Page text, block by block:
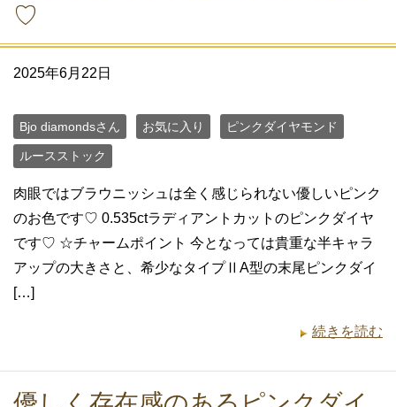
♡
2025年6月22日
Bjo diamondsさん お気に入り ピンクダイヤモンド
ルースストック
肉眼ではブラウニッシュは全く感じられない優しいピンク
のお色です♡ 0.535ctラディアントカットのピンクダイヤ
です♡ ☆チャームポイント 今となっては貴重な半キャラ
アップの大きさと、希少なタイプⅡA型の末尾ピンクダイ
[…]
続きを読む